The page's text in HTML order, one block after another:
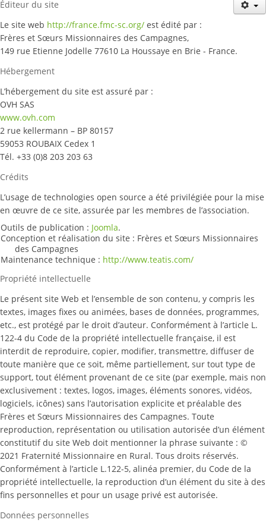
Actualités
Notre mission
Nous rejoindre
Éditeur du site
Le site web http://france.fmc-sc.org/ est édité par :
Frères et Sœurs Missionnaires des Campagnes,
149 rue Etienne Jodelle 77610 La Houssaye en Brie - France.
Hébergement
L’hébergement du site est assuré par :
OVH SAS
www.ovh.com
2 rue kellermann – BP 80157
59053 ROUBAIX Cedex 1
Tél. +33 (0)8 203 203 63
Crédits
L’usage de technologies open source a été privilégiée pour la mise
en œuvre de ce site, assurée par les membres de l’association.
Outils de publication : Joomla.
Conception et réalisation du site : Frères et Sœurs Missionnaires
des Campagnes
Maintenance technique : http://www.teatis.com/
Propriété intellectuelle
Le présent site Web et l’ensemble de son contenu, y compris les
textes, images fixes ou animées, bases de données, programmes,
etc., est protégé par le droit d’auteur. Conformément à l’article L.
122-4 du Code de la propriété intellectuelle française, il est
interdit de reproduire, copier, modifier, transmettre, diffuser de
toute manière que ce soit, même partiellement, sur tout type de
support, tout élément provenant de ce site (par exemple, mais non
exclusivement : textes, logos, images, éléments sonores, vidéos,
logiciels, icônes) sans l’autorisation explicite et préalable des
Frères et Sœurs Missionnaires des Campagnes. Toute
reproduction, représentation ou utilisation autorisée d’un élément
constitutif du site Web doit mentionner la phrase suivante : ©
2021 Fraternité Missionnaire en Rural. Tous droits réservés.
Conformément à l’article L.122-5, alinéa premier, du Code de la
propriété intellectuelle, la reproduction d’un élément du site à des
fins personnelles et pour un usage privé est autorisée.
Données personnelles